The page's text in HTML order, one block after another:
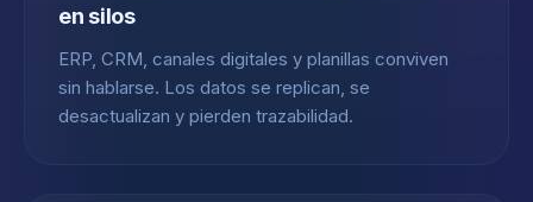
en silos
ERP, CRM, canales digitales y planillas conviven
sin hablarse. Los datos se replican, se
desactualizan y pierden trazabilidad.